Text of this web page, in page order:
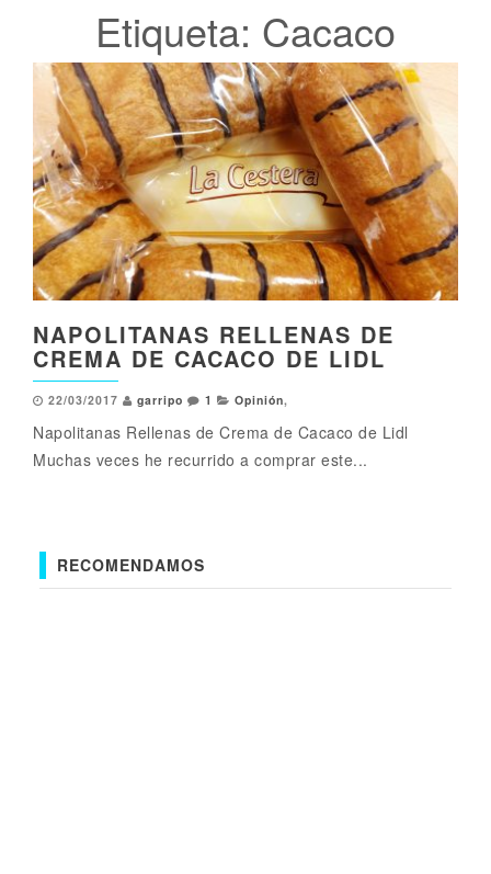
Etiqueta: Cacaco
NAPOLITANAS RELLENAS DE
CREMA DE CACACO DE LIDL
22/03/2017 garripo 1 Opinión,
Napolitanas Rellenas de Crema de Cacaco de Lidl
Muchas veces he recurrido a comprar este...
RECOMENDAMOS